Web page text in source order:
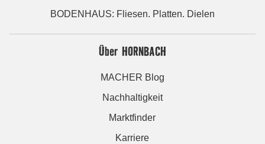
BODENHAUS: Fliesen. Platten. Dielen
Über HORNBACH
MACHER Blog
Nachhaltigkeit
Marktfinder
Karriere